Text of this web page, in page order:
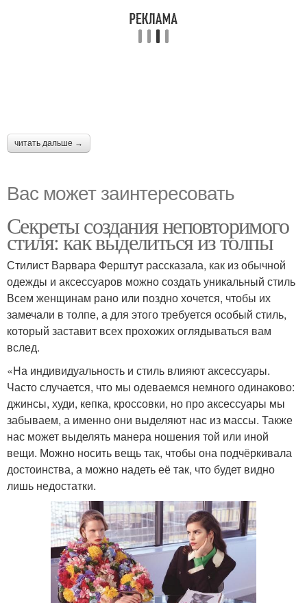
читать дальше →
Вас может заинтересовать
Секреты создания неповторимого
стиля: как выделиться из толпы
Стилист Варвара Ферштут рассказала, как из обычной
одежды и аксессуаров можно создать уникальный стиль
Всем женщинам рано или поздно хочется, чтобы их
замечали в толпе, а для этого требуется особый стиль,
который заставит всех прохожих оглядываться вам
вслед.
«На индивидуальность и стиль влияют аксессуары.
Часто случается, что мы одеваемся немного одинаково:
джинсы, худи, кепка, кроссовки, но про аксессуары мы
забываем, а именно они выделяют нас из массы. Также
нас может выделять манера ношения той или иной
вещи. Можно носить вещь так, чтобы она подчёркивала
достоинства, а можно надеть её так, что будет видно
лишь недостатки.